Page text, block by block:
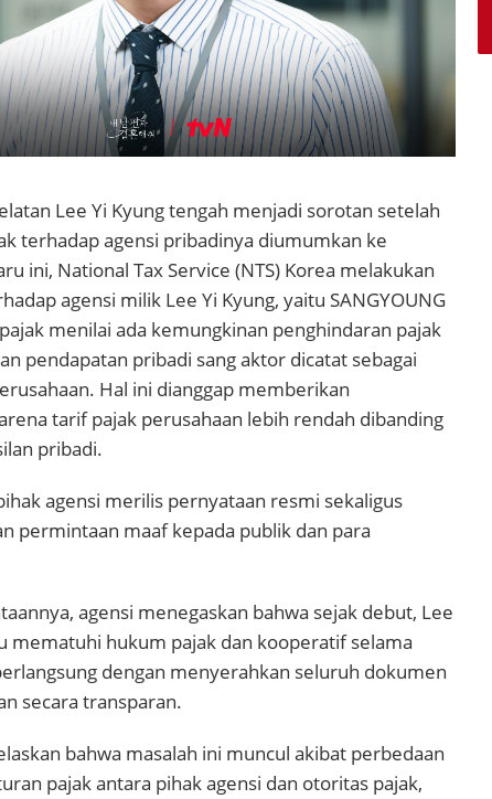
Lee Yi Kyungtengah menjadi sorotan setelah
terhadap agensi pribadinya diumumkan ke
ini, National Tax Service (NTS) Korea melakukan
agensi milik Lee Yi Kyung, yaitu SANGYOUNG
menilai ada kemungkinan penghindaran pajak
pendapatan pribadi sang aktor dicatat sebagai
Hal ini dianggap memberikan
tarif pajak perusahaan lebih rendah dibanding
pribadi.
agensi merilis pernyataan resmi sekaligus
permintaan maaf kepada publik dan para
agensi menegaskan bahwa sejak debut, Lee
mematuhi hukum pajak dan kooperatif selama
dengan menyerahkan seluruh dokumen
secara transparan.
bahwa masalah ini muncul akibat perbedaan
pajak antara pihak agensi dan otoritas pajak,